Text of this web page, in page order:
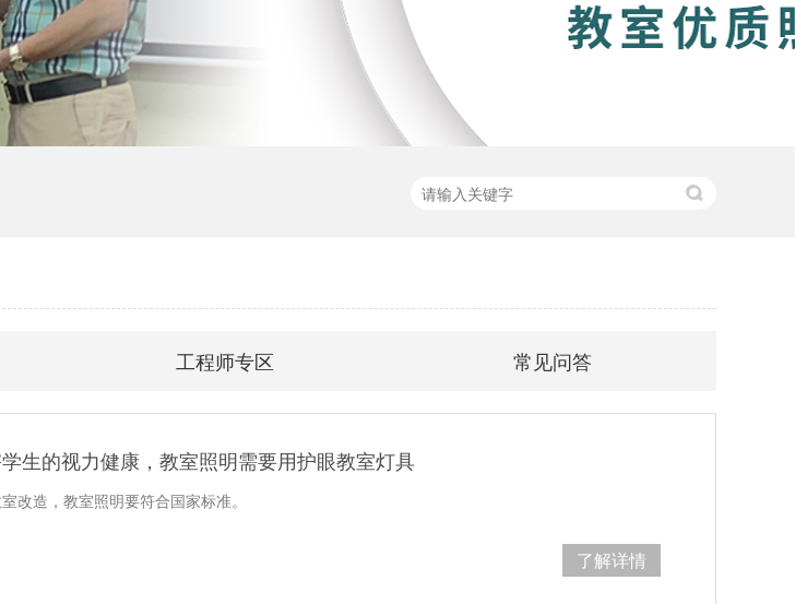
工程师专区 常见问答
生的视力健康，教室照明需要用护眼教室灯具
改造，教室照明要符合国家标准。
了解详情